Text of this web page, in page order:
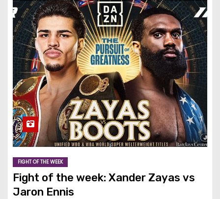
FIGHT OF THE WEEK
Fight of the week: Xander Zayas vs
Jaron Ennis